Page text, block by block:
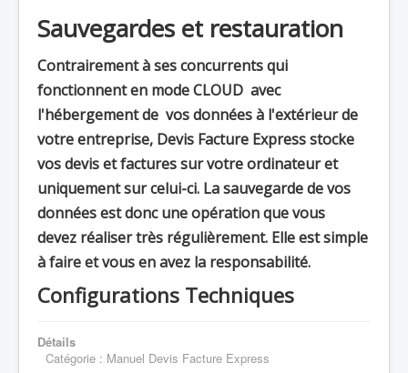
Sauvegardes et restauration
Contrairement à ses concurrents qui
fonctionnent en mode CLOUD avec
l'hébergement de vos données à l'extérieur de
votre entreprise, Devis Facture Express stocke
vos devis et factures sur votre ordinateur et
uniquement sur celui-ci. La sauvegarde de vos
données est donc une opération que vous
devez réaliser très régulièrement. Elle est simple
à faire et vous en avez la responsabilité.
Configurations Techniques
Détails
Catégorie : Manuel Devis Facture Express